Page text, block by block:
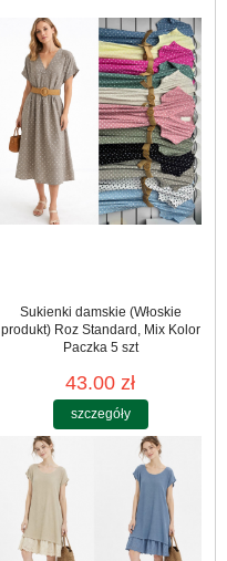
Sukienki damskie (Włoskie
produkt) Roz Standard, Mix Kolor
Paczka 5 szt
43.00 zł
szczegóły